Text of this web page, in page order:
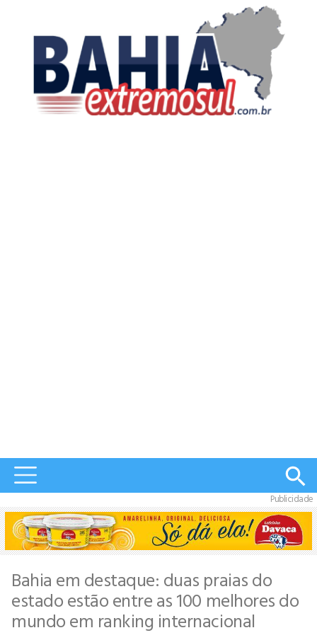
Publicidade
Bahia em destaque: duas praias do
estado estão entre as 100 melhores do
mundo em ranking internacional